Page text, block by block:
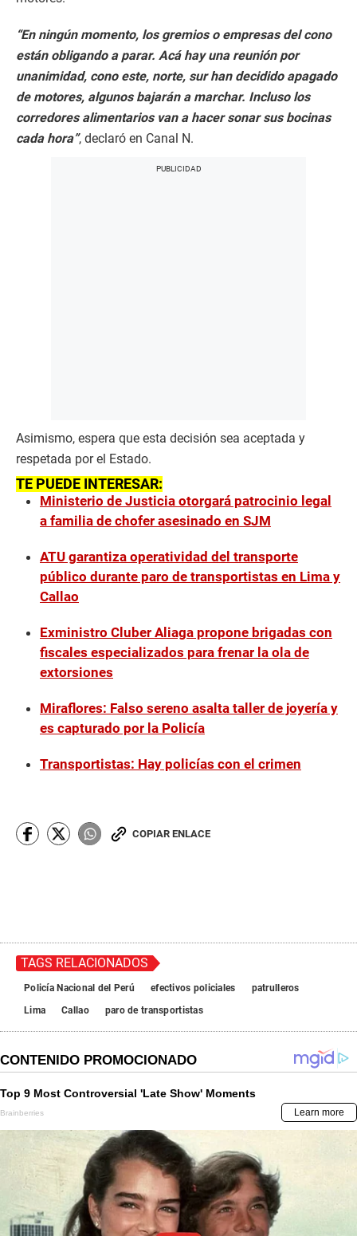
“En ningún momento, los gremios o empresas del cono
están obligando a parar. Acá hay una reunión por
unanimidad, cono este, norte, sur han decidido apagado
de motores, algunos bajarán a marchar. Incluso los
corredores alimentarios van a hacer sonar sus bocinas
cada hora”, declaró en Canal N.
Asimismo, espera que esta decisión sea aceptada y
respetada por el Estado.
TE PUEDE INTERESAR:
Ministerio de Justicia otorgará patrocinio legal
a familia de chofer asesinado en SJM
ATU garantiza operatividad del transporte
público durante paro de transportistas en Lima y
Callao
Exministro Cluber Aliaga propone brigadas con
fiscales especializados para frenar la ola de
extorsiones
Miraflores: Falso sereno asalta taller de joyería y
es capturado por la Policía
Transportistas: Hay policías con el crimen
COPIAR ENLACE
TAGS RELACIONADOS
Policía Nacional del Perú efectivos policiales
patrulleros
Lima
Callao paro de transportistas